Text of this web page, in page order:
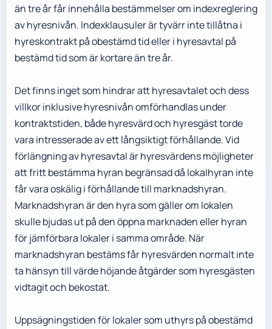
än tre år får innehålla bestämmelser om indexreglering
av hyresnivån. Indexklausuler är tyvärr inte tillåtna i
hyreskontrakt på obestämd tid eller i hyresavtal på
bestämd tid som är kortare än tre år.
Det finns inget som hindrar att hyresavtalet och dess
villkor inklusive hyresnivån omförhandlas under
kontraktstiden, både hyresvärd och hyresgäst torde
vara intresserade av ett långsiktigt förhållande. Vid
förlängning av hyresavtal är hyresvärdens möjligheter
att fritt bestämma hyran begränsad då lokalhyran inte
får vara oskälig i förhållande till marknadshyran.
Marknadshyran är den hyra som gäller om lokalen
skulle bjudas ut på den öppna marknaden eller hyran
för jämförbara lokaler i samma område. När
marknadshyran bestäms får hyresvärden normalt inte
ta hänsyn till värde höjande åtgärder som hyresgästen
vidtagit och bekostat.
Uppsägningstiden för lokaler som uthyrs på obestämd